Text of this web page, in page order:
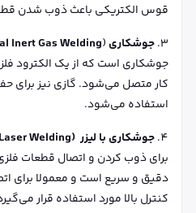
قوس الکتریکی باعث ذوب شدن
جوشکاری MIG (Metal Inert Gas Welding
جوشکاری است که از یک الکترود
کار متصل می‌شود. گازی نیز برای
استفاده می‌شود.
جوشکاری با لیزر (Laser Welding):
برای ذوب کردن و اتصال قطعات
دقیق و سریع است و معمولا برای
کنترل بالا مورد استفاده قرار